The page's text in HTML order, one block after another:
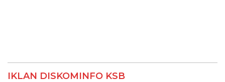
IKLAN DISKOMINFO KSB